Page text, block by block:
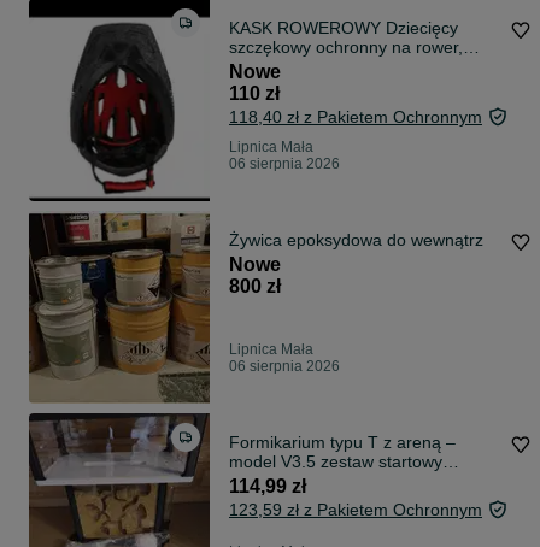
KASK ROWEROWY Dziecięcy
szczękowy ochronny na rower,
hulajnogę (nowy)
Nowe
110 zł
118,40 zł z Pakietem Ochronnym
Lipnica Mała
06 sierpnia 2026
Żywica epoksydowa do wewnątrz
Nowe
800 zł
Lipnica Mała
06 sierpnia 2026
Formikarium typu T z areną –
model V3.5 zestaw startowy
ulepszone nawadnianie
114,99 zł
123,59 zł z Pakietem Ochronnym